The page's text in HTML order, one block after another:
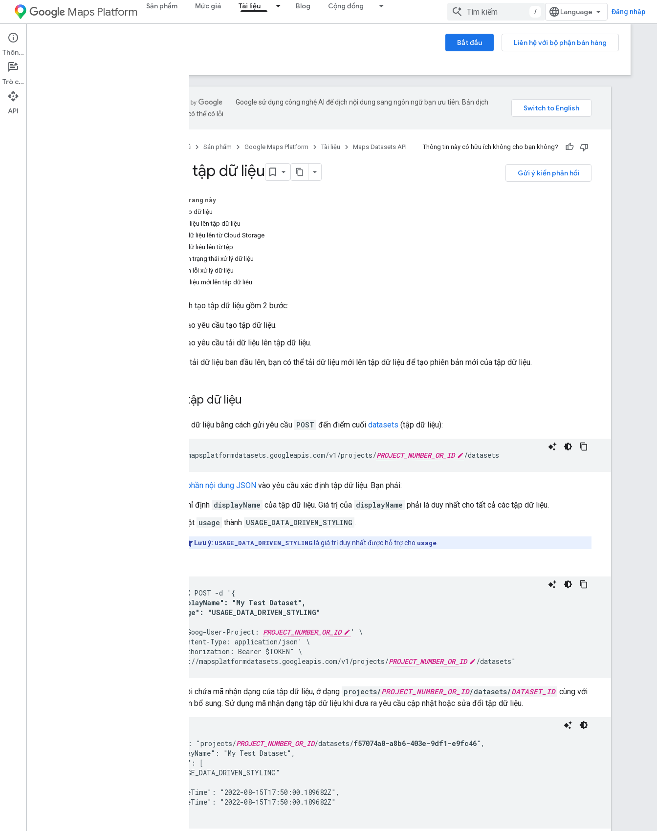
Maps Platform Sản phẩm Mức giá Tài liệu Blog Cộng đồng
/ Đăng nhập
Maps Datasets API Bắt đầu
Liên hệ với bộ phận bán hàng
Hướng dẫn
Google sử dụng công nghệ AI để dịch nội dung sang ngôn ngữ bạn ưu tiên. Bản dịch
bằng AI có thể có lỗi.
Trang chủ Sản phẩm Google Maps Platform Tài liệu Maps Datasets API Thông tin này có hữu ích không cho bạn không?
Gửi ý kiến phản hồi
Tạo tập dữ liệu
Trên trang này
Tạo tập dữ liệu
Tải dữ liệu lên tập dữ liệu
Tải dữ liệu lên từ Cloud Storage
Tải dữ liệu lên từ tệp
Nhận trạng thái xử lý dữ liệu
Nhận lỗi xử lý dữ liệu
Tải dữ liệu mới lên tập dữ liệu
Quy trình tạo tập dữ liệu gồm 2 bước:
Tạo yêu cầu tạo tập dữ liệu.
Tạo yêu cầu tải dữ liệu lên tập dữ liệu.
Sau lần tải dữ liệu ban đầu lên, bạn có thể tải dữ liệu mới lên tập dữ liệu để tạo phiên bản mới của tập dữ liệu.
Tạo tập dữ liệu
Tạo tập dữ liệu bằng cách gửi yêu cầu POST đến điểm cuối datasets (tập dữ liệu):
https://mapsplatformdatasets.googleapis.com/v1/projects/PROJECT_NUMBER_OR_ID /datasets
phần nội dung JSON vào yêu cầu xác định tập dữ liệu. Bạn phải:
Chỉ định displayName của tập dữ liệu. Giá trị của displayName phải là duy nhất cho tất cả các tập dữ liệu.
Đặt usage thành USAGE_DATA_DRIVEN_STYLING .
Lưu ý: USAGE_DATA_DRIVEN_STYLING là giá trị duy nhất được hỗ trợ cho usage
curl -X POST -d '{
"displayName": "My Test Dataset",
    "usage": "USAGE_DATA_DRIVEN_STYLING"
  -H 'X-Goog-User-Project:
PROJECT_NUMBER_OR_ID
' \
  -H 'Content-Type: application/json' \
  -H "Authorization: Bearer $TOKEN" \
  "https://mapsplatformdatasets.googleapis.com/v1/projects/
PROJECT_NUMBER_OR_ID /datasets"
Phản hồi chứa mã nhận dạng của tập dữ liệu, ở dạng projects/PROJECT_NUMBER_OR_ID/datasets/DATASET_ID cùng với
thông tin bổ sung. Sử dụng mã nhận dạng tập dữ liệu khi đưa ra yêu cầu cập nhật hoặc sửa đổi tập dữ liệu.
  "name": "projects/
PROJECT_NUMBER_OR_ID/datasets/f57074a0-a8b6-403e-9df1-e9fc46",
  "displayName": "My Test Dataset",
  "usage": [
    "USAGE_DATA_DRIVEN_STYLING"
  "createTime": "2022-08-15T17:50:00.189682Z",
  "updateTime": "2022-08-15T17:50:00.189682Z"
Thông tin
Trò chuyện
API